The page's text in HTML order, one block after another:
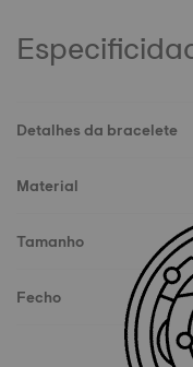
Detalhes da bracelete
Material
Tamanho
Fecho